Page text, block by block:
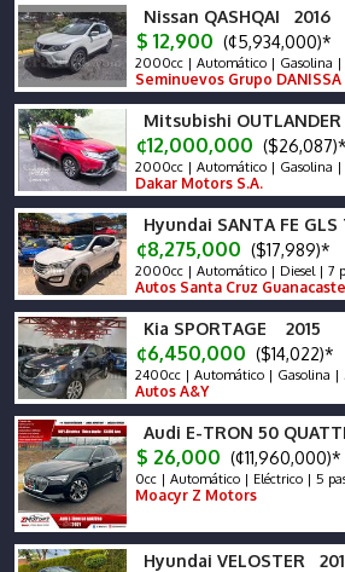
Nissan QASHQAI 2016
$ 12,900 (¢5,934,000)*
2000cc | Automático | Gasolina |
Seminuevos Grupo DANISSA
Mitsubishi
¢12,000,000 ($26,087)*
2000cc | Automático | Gasolina |
Dakar Motors S.A.
Hyundai SANTA FE
¢8,275,000 ($17,989)*
2000cc | Automático | Diesel | 7
Autos Santa Cruz Guanacaste
Kia SPORTAGE 2015
¢6,450,000 ($14,022)*
2400cc | Automático | Gasolina |
Autos A&Y
Audi E-TRON 50
$ 26,000 (¢11,960,000)*
0cc | Automático | Eléctrico | 5
Moacyr Z Motors
Hyundai VELOSTER